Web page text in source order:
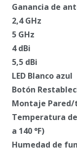
Ganancia de
2,4 GHz
5 GHz
4 dBi
5,5 dBi
LED Blanco azul
Botón
Montaje
Temperatura
a 140 °F)
Humedad de